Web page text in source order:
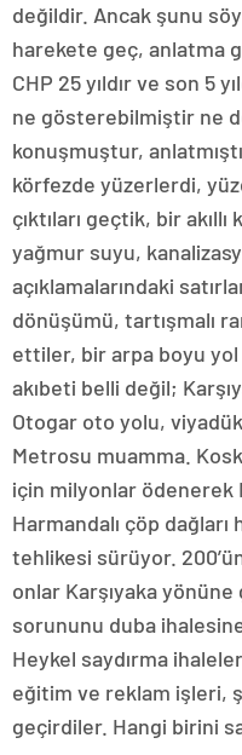
değildir. Ancak şunu
harekete geç, anlatma
CHP 25 yıldır ve son 5
ne gösterebilmiştir ne
konuşmuştur,
körfezde yüzerlerdi,
çıktıları geçtik, bir
yağmur suyu,
açıklamalarındaki
dönüşümü, tartışmalı
ettiler, bir arpa boyu yol
akıbeti belli değil;
Otogar oto yolu,
Metrosu muamma.
için milyonlar ödenerek
Harmandalı çöp
tehlikesi sürüyor.
onlar Karşıyaka
sorununu duba
Heykel saydırma
eğitim ve reklam işleri,
geçirdiler. Hangi birini